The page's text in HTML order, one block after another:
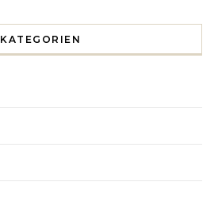
KATEGORIEN